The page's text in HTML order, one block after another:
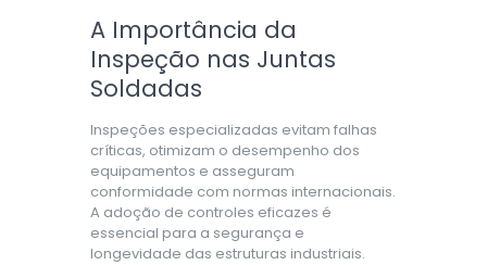
A Importância da
Inspeção nas Juntas
Soldadas
Inspeções especializadas evitam falhas
críticas, otimizam o desempenho dos
equipamentos e asseguram
conformidade com normas internacionais.
A adoção de controles eficazes é
essencial para a segurança e
longevidade das estruturas industriais.